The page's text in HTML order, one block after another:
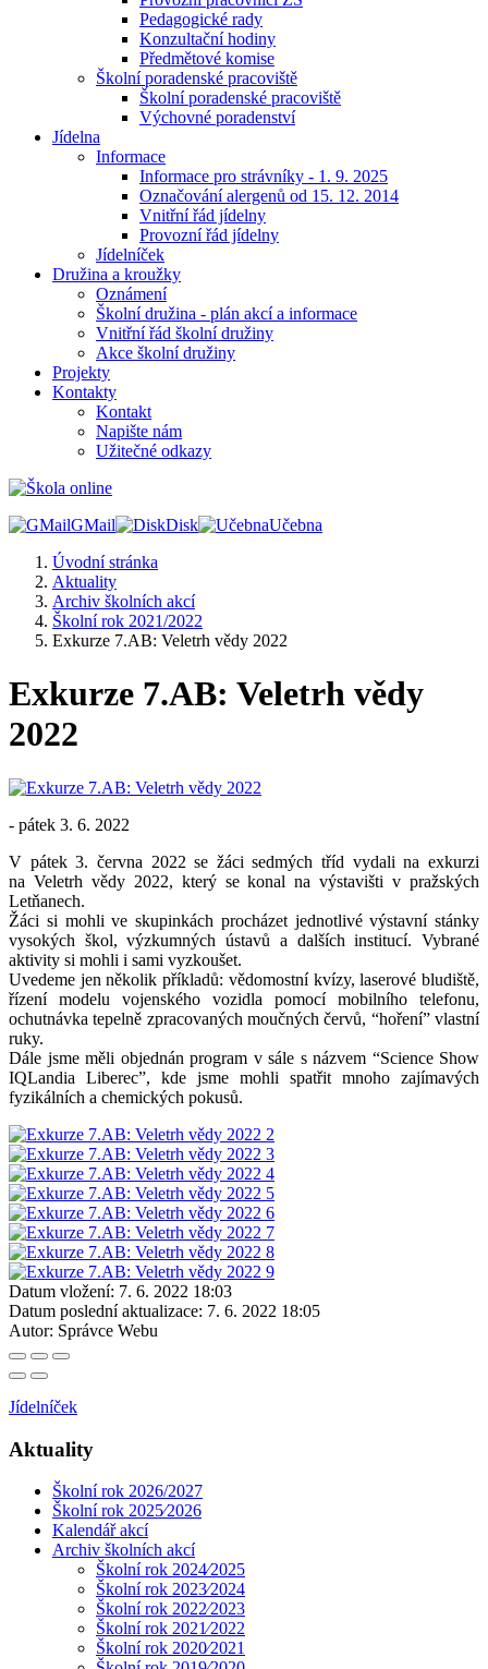
Pedagogické rady
Konzultační hodiny
Předmětové komise
Školní poradenské pracoviště
Školní poradenské pracoviště
Výchovné poradenství
Jídelna
Informace
Informace pro strávníky - 1. 9. 2025
Označování alergenů od 15. 12. 2014
Vnitřní řád jídelny
Provozní řád jídelny
Jídelníček
Družina a kroužky
Oznámení
Školní družina - plán akcí a informace
Vnitřní řád školní družiny
Akce školní družiny
Projekty
Kontakty
Kontakt
Napište nám
Užitečné odkazy
GMail Disk
Učebna
Úvodní stránka
Aktuality
Archiv školních akcí
Školní rok 2021/2022
Exkurze 7.AB: Veletrh vědy 2022
Exkurze 7.AB: Veletrh vědy
2022
- pátek 3. 6. 2022
V pátek 3. června 2022 se žáci sedmých tříd vydali na exkurzi
na Veletrh vědy 2022, který se konal na výstavišti v pražských
Letňanech.
Žáci si mohli ve skupinkách procházet jednotlivé výstavní stánky
vysokých škol, výzkumných ústavů a dalších institucí. Vybrané
aktivity si mohli i sami vyzkoušet.
Uvedeme jen několik příkladů: vědomostní kvízy, laserové bludiště,
řízení modelu vojenského vozidla pomocí mobilního telefonu,
ochutnávka tepelně zpracovaných moučných červů, “hoření” vlastní
ruky.
Dále jsme měli objednán program v sále s názvem “Science Show
IQLandia Liberec”, kde jsme mohli spatřit mnoho zajímavých
fyzikálních a chemických pokusů.
Datum vložení: 7. 6. 2022 18:03
Datum poslední aktualizace: 7. 6. 2022 18:05
Autor: Správce Webu
Jídelníček
Aktuality
Školní rok 2026/2027
Školní rok 2025⁄2026
Kalendář akcí
Archiv školních akcí
Školní rok 2024⁄2025
Školní rok 2023⁄2024
Školní rok 2022⁄2023
Školní rok 2021⁄2022
Školní rok 2020⁄2021